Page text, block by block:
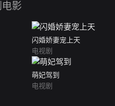
电影
闪婚娇妻宠上天
电视剧
萌妃驾到
电视剧